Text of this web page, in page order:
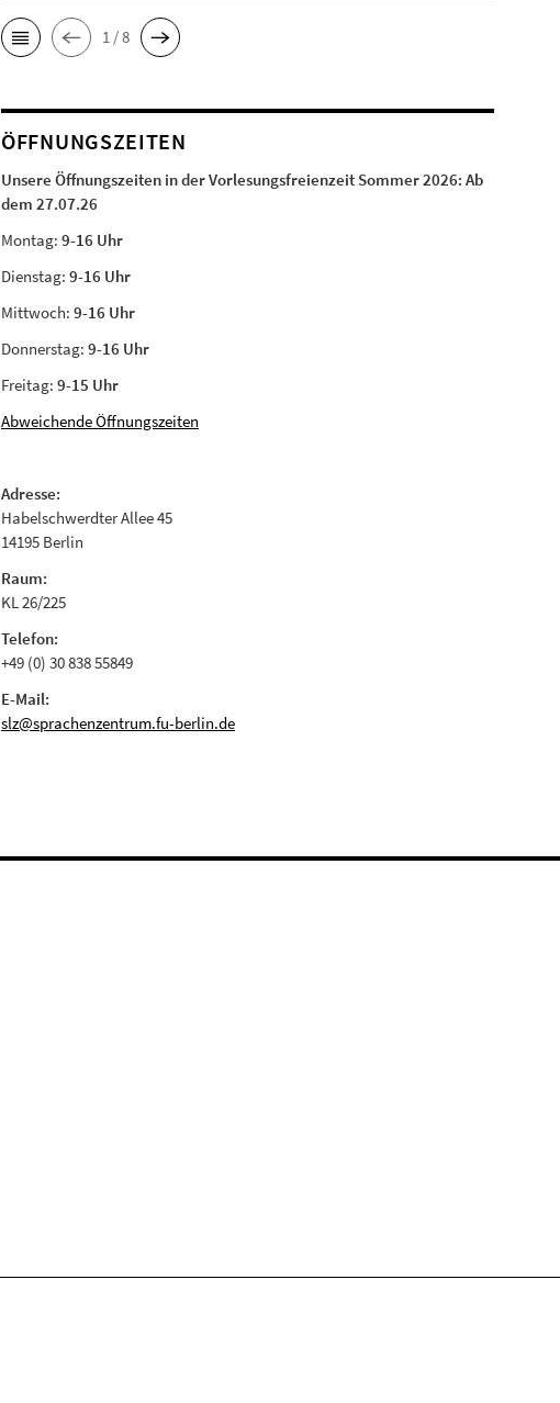
1 / 8
ÖFFNUNGSZEITEN
Unsere Öffnungszeiten in der Vorlesungsfreienzeit Sommer 2026:Ab
dem 27.07.26
Montag:9-16 Uhr
Dienstag:9-16 Uhr
Mittwoch:9-16 Uhr
Donnerstag:9-16 Uhr
Freitag:9-15 Uhr
Abweichende Öffnungszeiten
Adresse:
Habelschwerdter Allee 45
14195 Berlin
Raum:
KL 26/225
Telefon:
+49 (0) 30 838 55849
E-Mail:
slz@sprachenzentrum.fu-berlin.de